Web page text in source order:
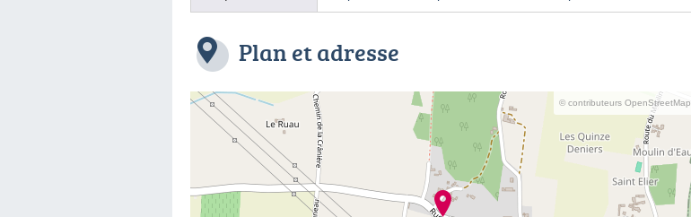
Plan et adresse
© contributeurs OpenStreetMap